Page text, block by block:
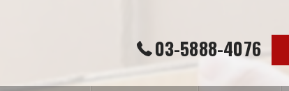
03-5888-4076